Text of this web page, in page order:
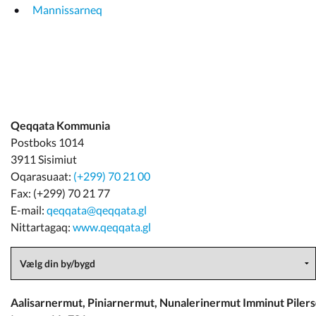
Mannissarneq
Qeqqata Kommunia
Postboks 1014
3911 Sisimiut
Oqarasuaat: (+299) 70 21 00
Fax: (+299) 70 21 77
E-mail: qeqqata@qeqqata.gl
Nittartagaq: www.qeqqata.gl
Aalisarnermut, Piniarnermut, Nunalerinermut Imminut